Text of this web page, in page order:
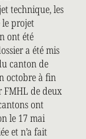
technique, les
projet
ont été
a été mis
canton de
octobre à fin
FMHL de deux
ont
le 17 mai
et n’a fait